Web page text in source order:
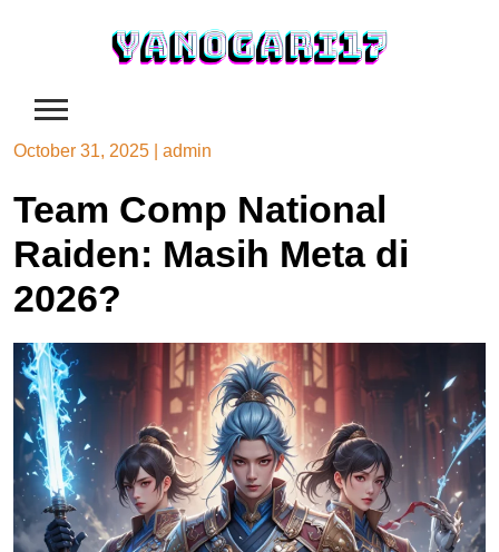
October 31, 2025 admin
Team Comp National
Raiden: Masih Meta di
2026?